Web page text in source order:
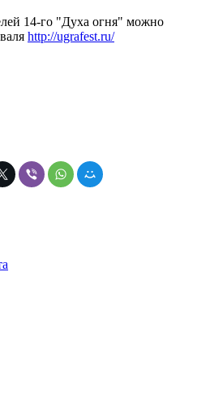
14-го "Духа огня" можно
http://ugrafest.ru/